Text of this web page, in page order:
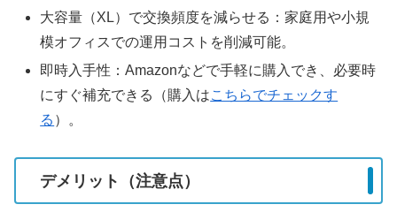
大容量（XL）で交換頻度を減らせる：家庭用や小規
模オフィスでの運用コストを削減可能。
即時入手性：Amazonなどで手軽に購入でき、必要時
にすぐ補充できる（購入はこちらでチェックす
る ）。
デメリット（注意点）